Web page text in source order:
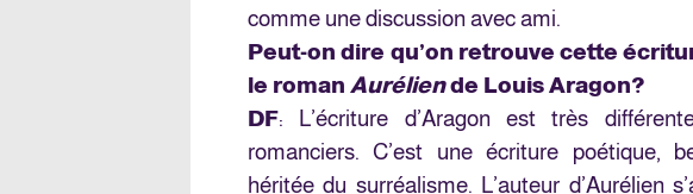
comme une discussion avec ami.
Peut-on dire qu’on retrouve cette
le roman Auréliende Louis Aragon?
DF: L’écriture d’Aragon est très
romanciers. C’est une écriture poétique,
héritée du surréalisme. L’auteur d’Aurélien